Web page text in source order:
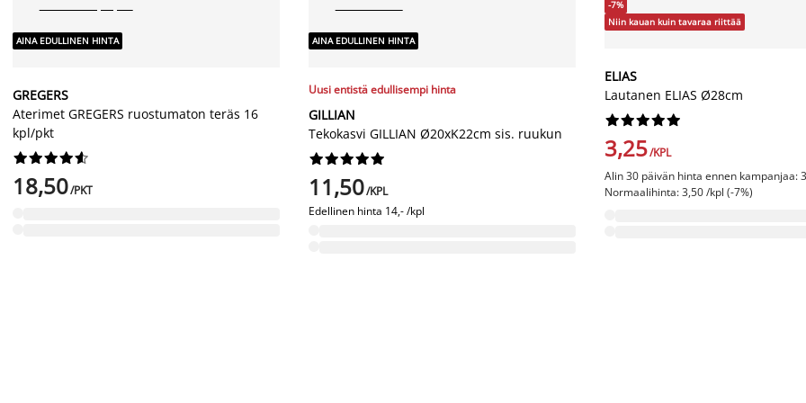
AINA EDULLINEN HINTA
GREGERS
Aterimet GREGERS ruostumaton teräs 16
kpl/pkt






18,50/PKT
AINA EDULLINEN HINTA
Uusi entistä edullisempi hinta
GILLIAN
Tekokasvi GILLIAN Ø20xK22cm sis. ruukun






11,50/KPL
Edellinen hinta 14,- /kpl
-7%
Niin kauan kuin tavaraa riittää
ELIAS
Lautanen ELIAS Ø28cm






3,25/KPL
Alin 30 päivän hinta ennen kampanjaa:
Normaalihinta: 3,50 /kpl (-7%)